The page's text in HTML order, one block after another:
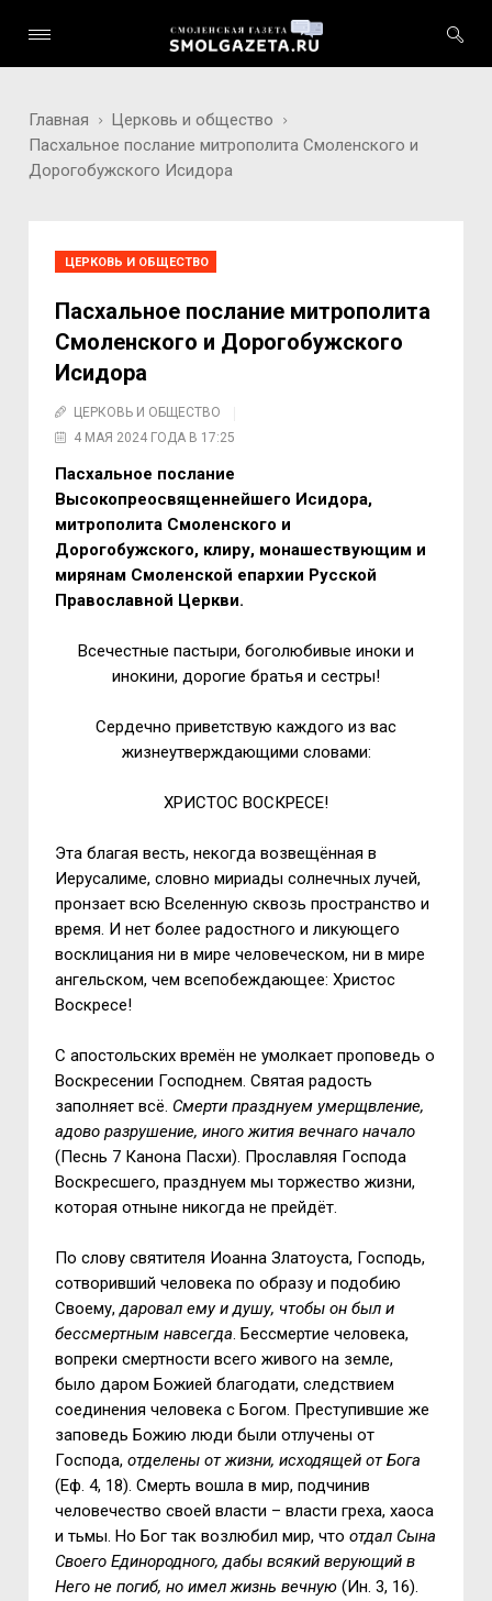
Главная
Церковь и общество
Пасхальное послание митрополита Смоленского и
Дорогобужского Исидора
ЦЕРКОВЬ И ОБЩЕСТВО
Пасхальное послание митрополита
Смоленского и Дорогобужского
Исидора
ЦЕРКОВЬ И ОБЩЕСТВО
4 МАЯ 2024 ГОДА В 17:25
Пасхальное послание
Высокопреосвященнейшего Исидора,
митрополита Смоленского и
Дорогобужского, клиру, монашествующим и
мирянам Смоленской епархии Русской
Православной Церкви.
Всечестные пастыри, боголюбивые иноки и
инокини, дорогие братья и сестры!
Сердечно приветствую каждого из вас
жизнеутверждающими словами:
ХРИСТОС ВОСКРЕСЕ!
Эта благая весть, некогда возвещённая в
Иерусалиме, словно мириады солнечных лучей,
пронзает всю Вселенную сквозь пространство и
время. И нет более радостного и ликующего
восклицания ни в мире человеческом, ни в мире
ангельском, чем всепобеждающее: Христос
Воскресе!
С апостольских времён не умолкает проповедь о
Воскресении Господнем. Святая радость
заполняет всё. Смерти празднуем умерщвление,
адово разрушение, иного жития вечнаго начало
(Песнь 7 Канона Пасхи). Прославляя Господа
Воскресшего, празднуем мы торжество жизни,
которая отныне никогда не прейдёт.
По слову святителя Иоанна Златоуста, Господь,
сотворивший человека по образу и подобию
Своему,даровал ему и душу, чтобы он был и
бессмертным навсегда. Бессмертие человека,
вопреки смертности всего живого на земле,
было даром Божией благодати, следствием
соединения человека с Богом. Преступившие же
заповедь Божию люди были отлучены от
Господа,отделены от жизни, исходящей от Бога
(Еф. 4, 18). Смерть вошла в мир, подчинив
человечество своей власти – власти греха, хаоса
и тьмы. Но Бог так возлюбил мир, чтоотдал Сына
Своего Единородного, дабы всякий верующий в
Него не погиб, но имел жизнь вечную (Ин. 3, 16).